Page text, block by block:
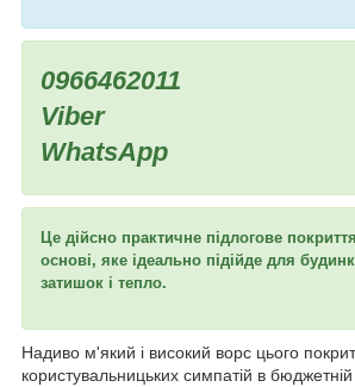
0966462011
Viber
WhatsApp
Це дійсно практичне підлогове
основі, яке ідеально підійде для
затишок і тепло.
Надиво м'який і високий ворс цього
користувальницьких симпатій в бюджетній